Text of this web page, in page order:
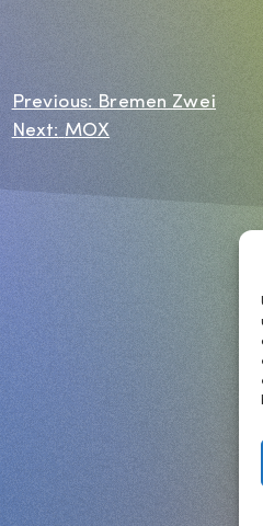
Beitragsnavigation
Previous: Bremen Zwei
Next: MOX